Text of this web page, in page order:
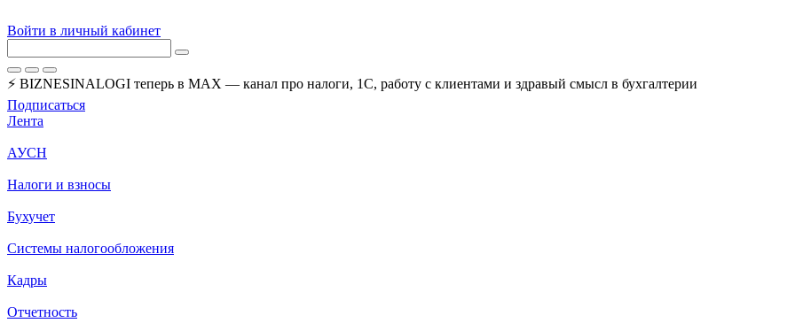
Войти в личный кабинет
⚡ BIZNESINALOGI теперь в MAX — канал про налоги, 1С, работу с клиентами и здравый смысл в бухгалтерии
Подписаться
Лента
АУСН
Налоги и взносы
Бухучет
Системы налогообложения
Кадры
Отчетность